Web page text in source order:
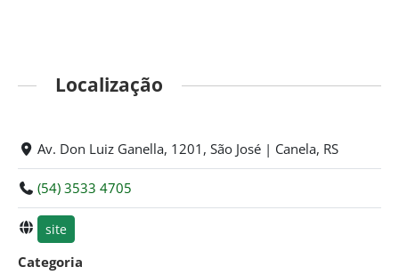
Localização
Av. Don Luiz Ganella, 1201, São José | Canela, RS
(54) 3533 4705
site
Categoria